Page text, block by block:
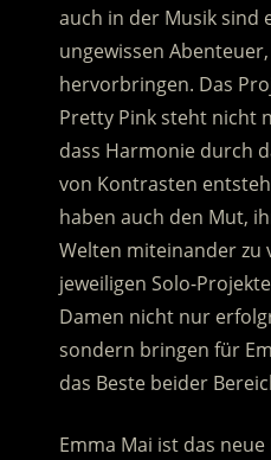
auch in der Musik sind
ungewissen
hervorbringen. Das
Pretty Pink steht nicht
dass Harmonie durch
von Kontrasten
haben auch den Mut,
Welten miteinander zu
jeweiligen Solo-
Damen nicht nur
sondern bringen für
das Beste beider
Emma Mai ist das